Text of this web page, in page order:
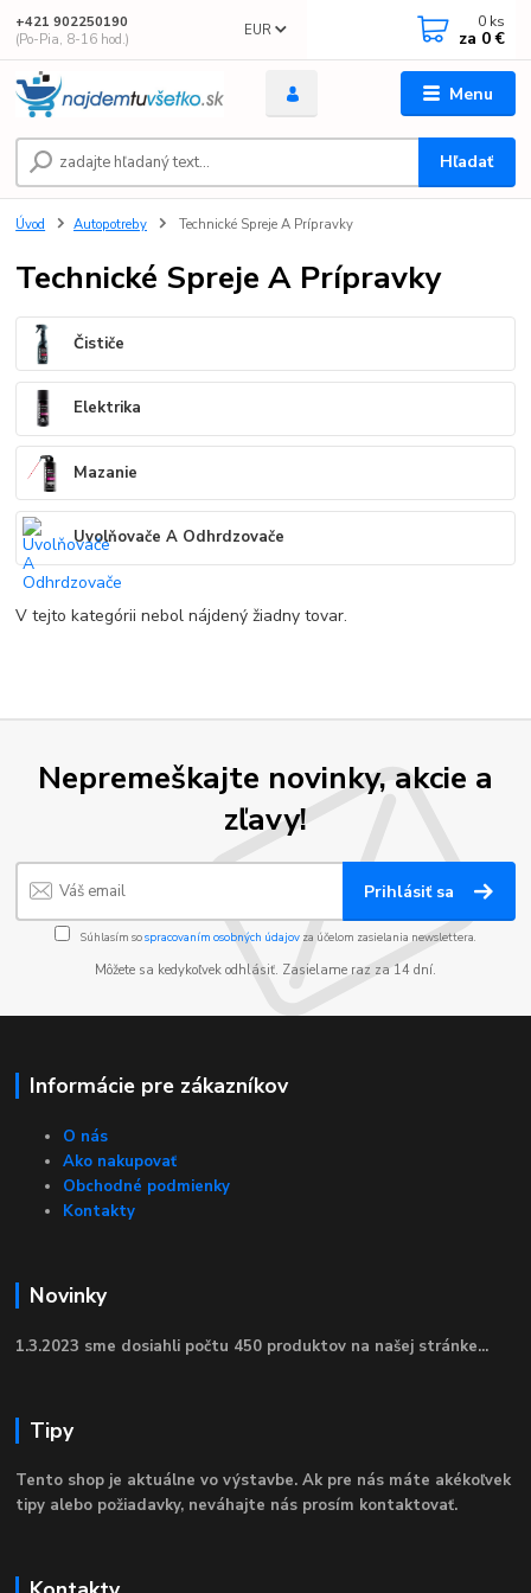
Menu
EUR
Hľadať
+421 902250190
(Po-Pia, 8-16 hod.)
0 ks
za 0 €
Úvod Autopotreby Technické Spreje A Prípravky
Technické Spreje A Prípravky
Čističe
Elektrika
Mazanie
Uvolňovače A Odhrdzovače
V tejto kategórii nebol nájdený žiadny tovar.
Nepremeškajte novinky, akcie a
zľavy!
Prihlásiť sa
Súhlasím sospracovaním osobných údajov za účelom zasielania newslettera.
Môžete sa kedykoľvek odhlásiť. Zasielame raz za 14 dní.
Informácie pre zákazníkov
O nás
Ako nakupovať
Obchodné podmienky
Kontakty
Novinky
1.3.2023 sme dosiahli počtu 450 produktov na našej stránke...
Tipy
Tento shop je aktuálne vo výstavbe. Ak pre nás máte akékoľvek
tipy alebo požiadavky, neváhajte nás prosím kontaktovať.